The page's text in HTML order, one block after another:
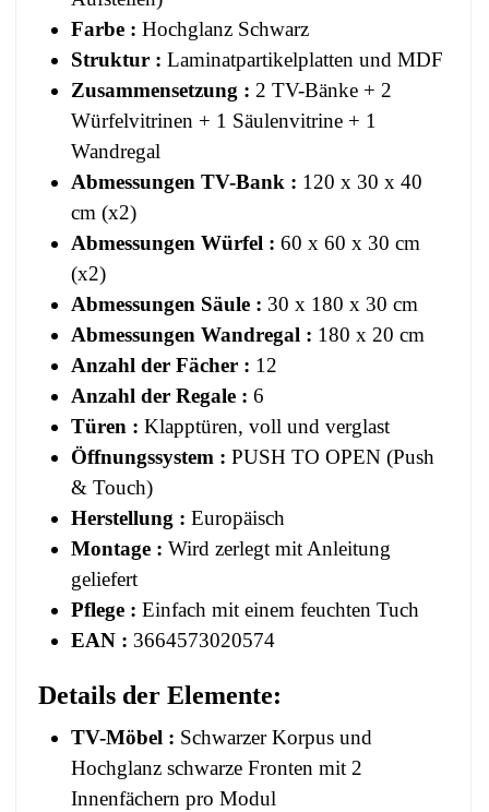
Farbe : Hochglanz Schwarz
Struktur : Laminatpartikelplatten und MDF
Zusammensetzung : 2 TV-Bänke + 2
Würfelvitrinen + 1 Säulenvitrine + 1
Wandregal
Abmessungen TV-Bank : 120 x 30 x 40
cm (x2)
Abmessungen Würfel : 60 x 60 x 30 cm
(x2)
Abmessungen Säule : 30 x 180 x 30 cm
Abmessungen Wandregal : 180 x 20 cm
Anzahl der Fächer : 12
Anzahl der Regale : 6
Türen : Klapptüren, voll und verglast
Öffnungssystem : PUSH TO OPEN (Push
& Touch)
Herstellung : Europäisch
Montage : Wird zerlegt mit Anleitung
geliefert
Pflege : Einfach mit einem feuchten Tuch
EAN : 3664573020574
Details der Elemente:
TV-Möbel : Schwarzer Korpus und
Hochglanz schwarze Fronten mit 2
Innenfächern pro Modul